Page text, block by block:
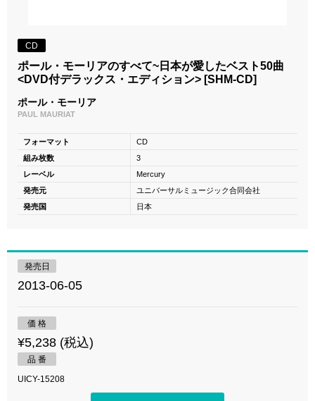
CD
ポール・モーリアのすべて~日本が愛したベスト50曲
<DVD付デラックス・エディション> [SHM-CD]
ポール・モーリア
PAUL MAURIAT
フォーマット
CD
組み枚数
3
レーベル
Mercury
発売元
ユニバーサルミュージック合同会社
発売国
日本
発売日
2013-06-05
価 格
¥5,238 (税込)
品 番
UICY-15208